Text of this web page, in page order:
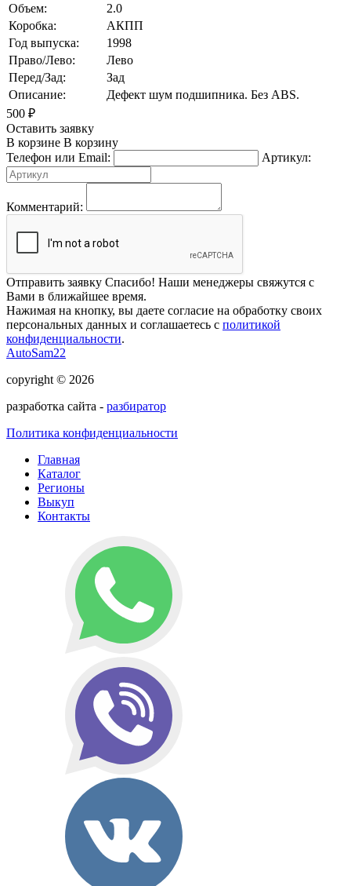
Объем:
2.0
Коробка:
АКПП
Год выпуска:
1998
Право/Лево:
Лево
Перед/Зад:
Зад
Описание:
Дефект шум подшипника. Без ABS.
500 ₽
Оставить заявку
В корзине В корзину
Телефон или Email:
Артикул:
Комментарий:
Отправить заявку Спасибо! Наши менеджеры свяжутся с
Вами в ближайшее время.
Нажимая на кнопку, вы даете согласие на обработку своих
персональных данных и соглашаетесь с политикой
конфиденциальности.
AutoSam22
copyright © 2026
разработка сайта - разбиратор
Политика конфиденциальности
Главная
Каталог
Регионы
Выкуп
Контакты